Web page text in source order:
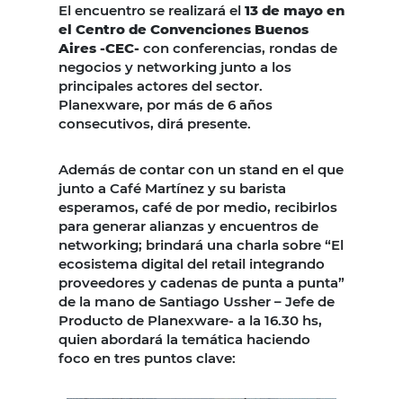
El encuentro se realizará el 13 de mayo en
el Centro de Convenciones Buenos
Aires -CEC- con conferencias, rondas de
negocios y networking junto a los
principales actores del sector.
Planexware, por más de 6 años
consecutivos, dirá presente.
Además de contar con un stand en el que
junto a Café Martínez y su barista
esperamos, café de por medio, recibirlos
para generar alianzas y encuentros de
networking; brindará una charla sobre “El
ecosistema digital del retail integrando
proveedores y cadenas de punta a punta”
de la mano de Santiago Ussher – Jefe de
Producto de Planexware- a la 16.30 hs,
quien abordará la temática haciendo
foco en tres puntos clave: